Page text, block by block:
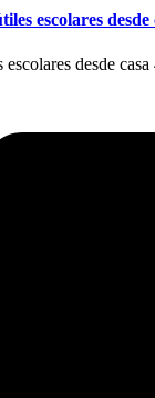
escolares
escolares desde